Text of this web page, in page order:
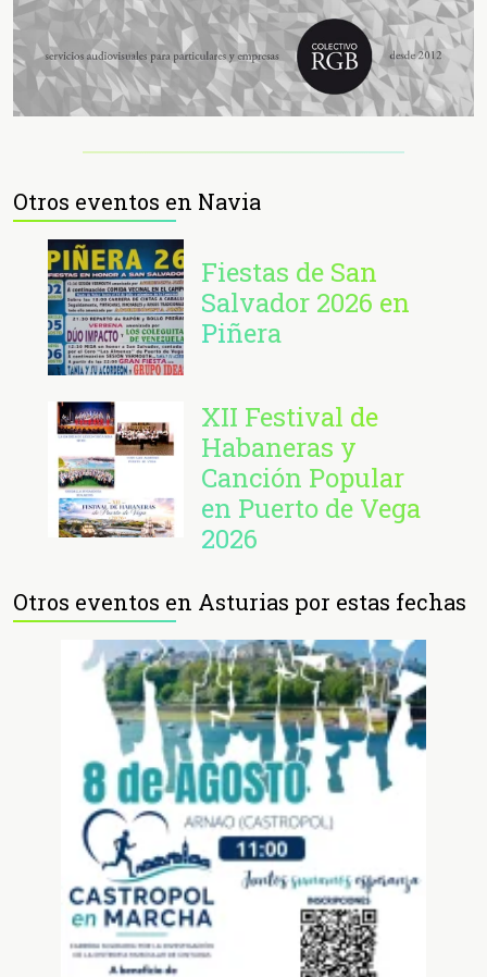
Otros eventos en Navia
Fiestas de San
Salvador 2026 en
Piñera
XII Festival de
Habaneras y
Canción Popular
en Puerto de Vega
2026
Otros eventos en Asturias por estas fechas